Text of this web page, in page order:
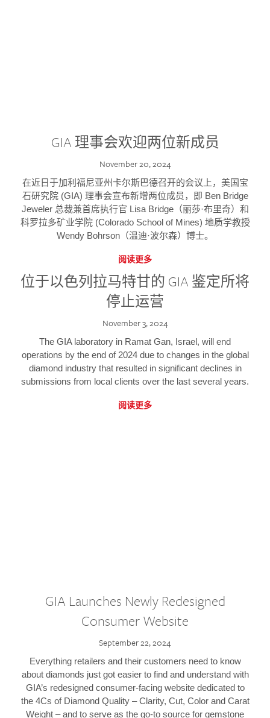
GIA 理事会欢迎两位新成员
November 20, 2024
在近日于加利福尼亚州卡尔斯巴德召开的会议上，美国宝
石研究院 (GIA) 理事会宣布新增两位成员，即 Ben Bridge
Jeweler 总裁兼首席执行官 Lisa Bridge（丽莎·布里奇）和
科罗拉多矿业学院 (Colorado School of Mines) 地质学教授
Wendy Bohrson（温迪·波尔森）博士。
阅读更多
位于以色列拉马特甘的 GIA 鉴定所将
停止运营
November 3, 2024
The GIA laboratory in Ramat Gan, Israel, will end
operations by the end of 2024 due to changes in the global
diamond industry that resulted in significant declines in
submissions from local clients over the last several years.
阅读更多
GIA Launches Newly Redesigned
Consumer Website
September 22, 2024
Everything retailers and their customers need to know
about diamonds just got easier to find and understand with
GIA’s redesigned consumer-facing website dedicated to
the 4Cs of Diamond Quality – Clarity, Cut, Color and Carat
Weight – and to serve as the go-to source for gemstone